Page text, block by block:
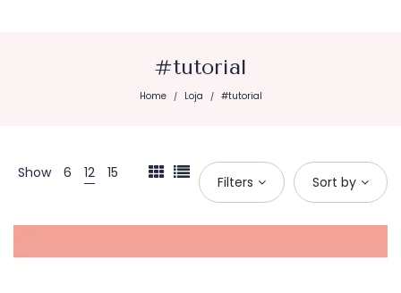
#tutorial
Home / Loja / #tutorial
Show 6 12 15
Filters Sort by